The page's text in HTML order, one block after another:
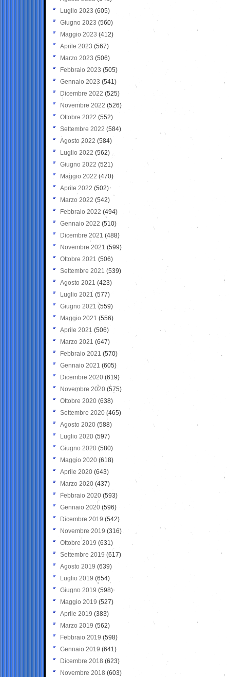
Luglio 2023 (605)
Giugno 2023 (560)
Maggio 2023 (412)
Aprile 2023 (567)
Marzo 2023 (506)
Febbraio 2023 (505)
Gennaio 2023 (541)
Dicembre 2022 (525)
Novembre 2022 (526)
Ottobre 2022 (552)
Settembre 2022 (584)
Agosto 2022 (584)
Luglio 2022 (562)
Giugno 2022 (521)
Maggio 2022 (470)
Aprile 2022 (502)
Marzo 2022 (542)
Febbraio 2022 (494)
Gennaio 2022 (510)
Dicembre 2021 (488)
Novembre 2021 (599)
Ottobre 2021 (506)
Settembre 2021 (539)
Agosto 2021 (423)
Luglio 2021 (577)
Giugno 2021(559)
Maggio 2021 (556)
Aprile 2021 (506)
Marzo 2021 (647)
Febbraio 2021 (570)
Gennaio 2021 (605)
Dicembre 2020 (619)
Novembre 2020 (575)
Ottobre 2020 (638)
Settembre 2020(465)
Agosto 2020 (588)
Luglio 2020 (597)
Giugno 2020 (580)
Maggio 2020 (618)
Aprile 2020 (643)
Marzo 2020 (437)
Febbraio 2020 (593)
Gennaio 2020 (596)
Dicembre 2019 (542)
Novembre 2019 (316)
Ottobre 2019 (631)
Settembre 2019 (617)
Agosto 2019 (639)
Luglio 2019 (654)
Giugno 2019 (598)
Maggio 2019 (527)
Aprile 2019 (383)
Marzo 2019 (562)
Febbraio 2019 (598)
Gennaio 2019 (641)
Dicembre 2018 (623)
Novembre 2018 (603)